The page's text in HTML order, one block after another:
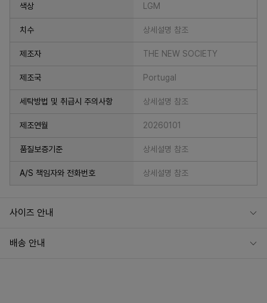
색상 LGM
치수 상세설명 참조
제조자 THE NEW SOCIETY
제조국 Portugal
세탁방법 및 취급시 주의사항 상세설명 참조
제조연월 20260101
품질보증기준 상세설명 참조
A/S 책임자와 전화번호 상세설명 참조
사이즈 안내
배송 안내